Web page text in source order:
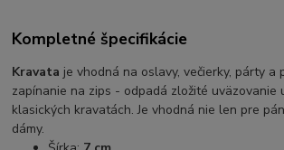
Kompletné špecifikácie
Kravata je vhodná na oslavy, večierky, párty a
zapínanie na zips - odpadá zložité uväzovanie
klasických kravatách. Je vhodná nie len pre
dámy.